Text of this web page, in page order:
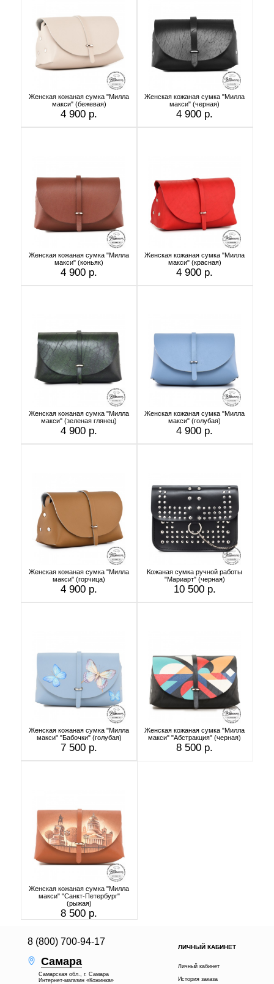
Женская кожаная сумка "Милла
макси" (бежевая)
4 900 р.
Женская кожаная сумка "Милла
макси" (черная)
4 900 р.
Женская кожаная сумка "Милла
макси" (коньяк)
4 900 р.
Женская кожаная сумка "Милла
макси" (красная)
4 900 р.
Женская кожаная сумка "Милла
макси" (зеленая глянец)
4 900 р.
Женская кожаная сумка "Милла
макси" (голубая)
4 900 р.
Женская кожаная сумка "Милла
макси" (горчица)
4 900 р.
Кожаная сумка ручной работы
"Мариарт" (черная)
10 500 р.
Женская кожаная сумка "Милла
макси" "Бабочки" (голубая)
7 500 р.
Женская кожаная сумка "Милла
макси" "Абстракция" (черная)
8 500 р.
Женская кожаная сумка "Милла
макси" "Санкт-Петербург"
(рыжая)
8 500 р.
8 (800) 700-94-17
Самара
Самарская обл., г. Самара
Интернет-магазин «Кожинка»
ЛИЧНЫЙ КАБИНЕТ
Личный кабинет
История заказа